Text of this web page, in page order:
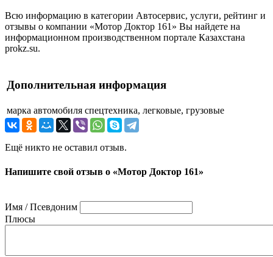
Всю информацию в категории Автосервис, услуги, рейтинг и
отзывы о компании «Мотор Доктор 161» Вы найдете на
информационном производственном портале Казахстана
prokz.su.
Дополнительная информация
марка автомобиля спецтехника, легковые, грузовые
Ещё никто не оставил отзыв.
Напишите свой отзыв о «Мотор Доктор 161»
Имя / Псевдоним
Плюсы